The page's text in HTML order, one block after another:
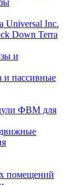
Universal Inc.
Down Terra
и
и пассивные
ФВМ для
помещений